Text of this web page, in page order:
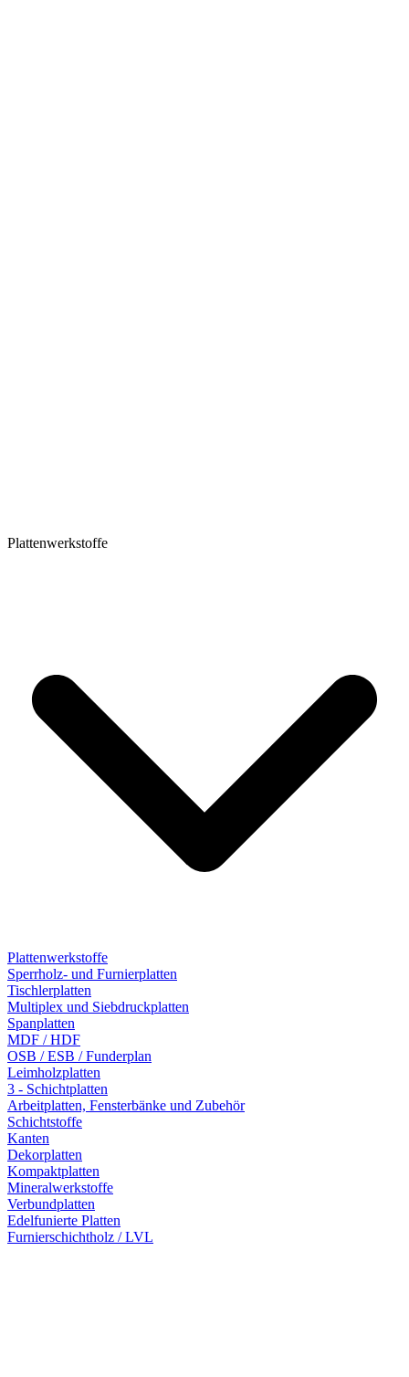
Plattenwerkstoffe
Plattenwerkstoffe
Sperrholz- und Furnierplatten
Tischlerplatten
Multiplex und Siebdruckplatten
Spanplatten
MDF / HDF
OSB / ESB / Funderplan
Leimholzplatten
3 - Schichtplatten
Arbeitplatten, Fensterbänke und Zubehör
Schichtstoffe
Kanten
Dekorplatten
Kompaktplatten
Mineralwerkstoffe
Verbundplatten
Edelfunierte Platten
Furnierschichtholz / LVL